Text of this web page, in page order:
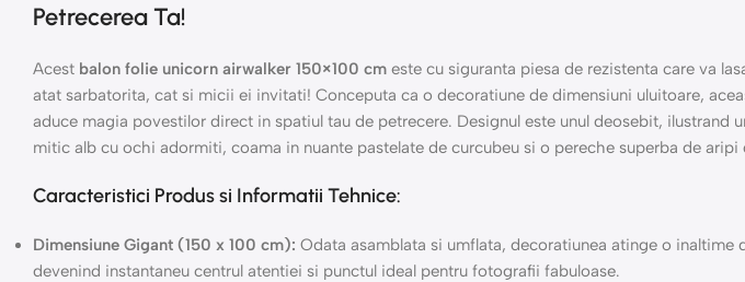
Petrecerea Ta!
Acest balon folie unicorn airwalker 150×100 cm este cu siguranta piesa de rezistenta care va
atat sarbatorita, cat si micii ei invitati! Conceputa ca o decoratiune de dimensiuni uluitoare,
aduce magia povestilor direct in spatiul tau de petrecere. Designul este unul deosebit, ilustrand
mitic alb cu ochi adormiti, coama in nuante pastelate de curcubeu si o pereche superba de aripi
Caracteristici Produs si Informatii Tehnice:
Dimensiune Gigant (150 x 100 cm): Odata asamblata si umflata, decoratiunea atinge o inaltime
devenind instantaneu centrul atentiei si punctul ideal pentru fotografii fabuloase.